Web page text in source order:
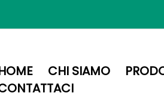
CHI SIAMO